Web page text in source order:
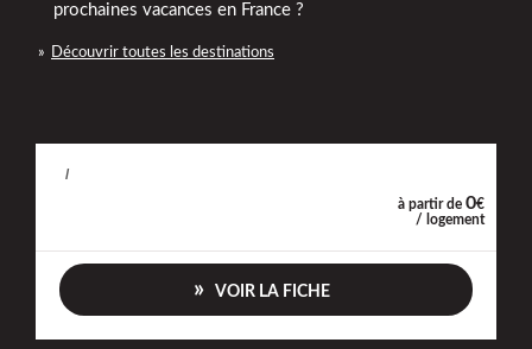
prochaines vacances en France ?
Découvrir toutes les destinations
/
à partir de 0€
/ logement
VOIR LA FICHE